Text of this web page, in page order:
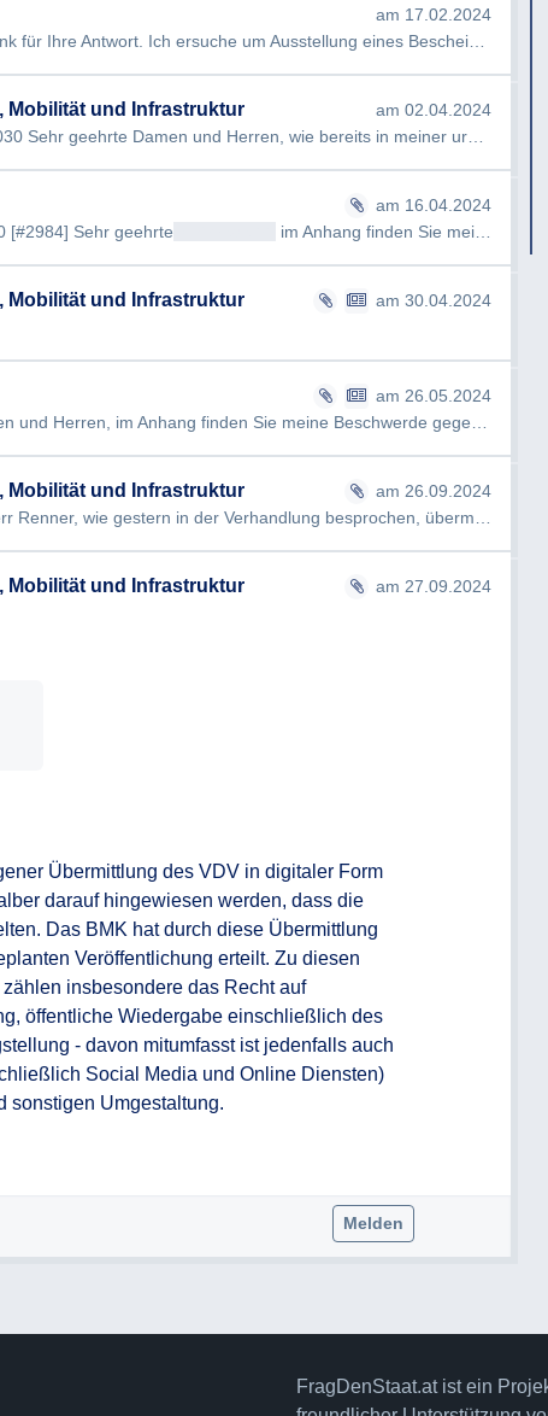
am 17.02.2024
Ihre Antwort. Ich ersuche um Ausstellung eines Bescheids nach §4 Ausk…
Mobilität und Infrastruktur
am 02.04.2024
am 16.04.2024
[#2984] Sehr geehrte
im Anhang finden Sie meine Säumnisbeschwerde…
Mobilität und Infrastruktur
am 30.04.2024
am 26.05.2024
Mobilität und Infrastruktur
am 26.09.2024
Mobilität und Infrastruktur
am 27.09.2024
Übermittlung des VDV in digitaler Form
darauf hingewiesen werden, dass die
Das BMK hat durch diese Übermittlung
Veröffentlichung erteilt. Zu diesen
insbesondere das Recht auf
öffentliche Wiedergabe einschließlich des
- davon mitumfasst ist jedenfalls auch
Social Media und Online Diensten)
sonstigen Umgestaltung.
Melden
FragDenStaat.at ist ein